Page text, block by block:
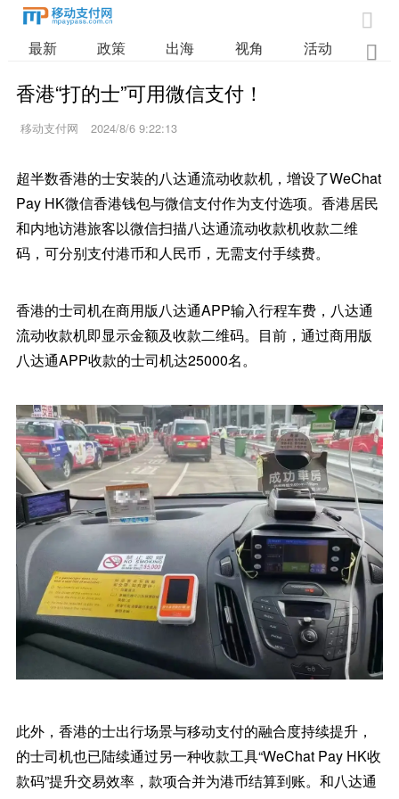

最新 政策 出海 视角 活动 业

香港“打的士”可用微信支付！
移动支付网 2024/8/6 9:22:13
超半数香港的士安装的八达通流动收款机，增设了WeChat
Pay HK微信香港钱包与微信支付作为支付选项。香港居民
和内地访港旅客以微信扫描八达通流动收款机收款二维
码，可分别支付港币和人民币，无需支付手续费。
香港的士司机在商用版八达通APP输入行程车费，八达通
流动收款机即显示金额及收款二维码。目前，通过商用版
八达通APP收款的士司机达25000名。
此外，香港的士出行场景与移动支付的融合度持续提升，
的士司机也已陆续通过另一种收款工具“WeChat Pay HK收
款码”提升交易效率，款项合并为港币结算到账。和八达通